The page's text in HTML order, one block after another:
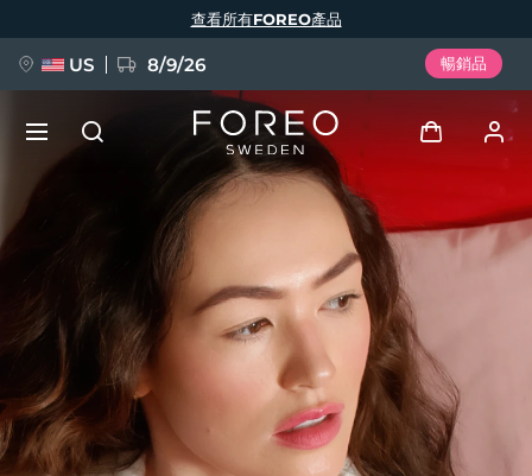
查看所有FOREO產品
US 8/9/26 暢銷品
登入
我的設備
我的訂單
我的地址
FAQ™ Pure Beauty-Tech Elixir
BREAKING NEWS
語言
English Deutsch
Español
Français
Português
Polski
Svenska
Русский
Türkçe
简体中文 繁體中文